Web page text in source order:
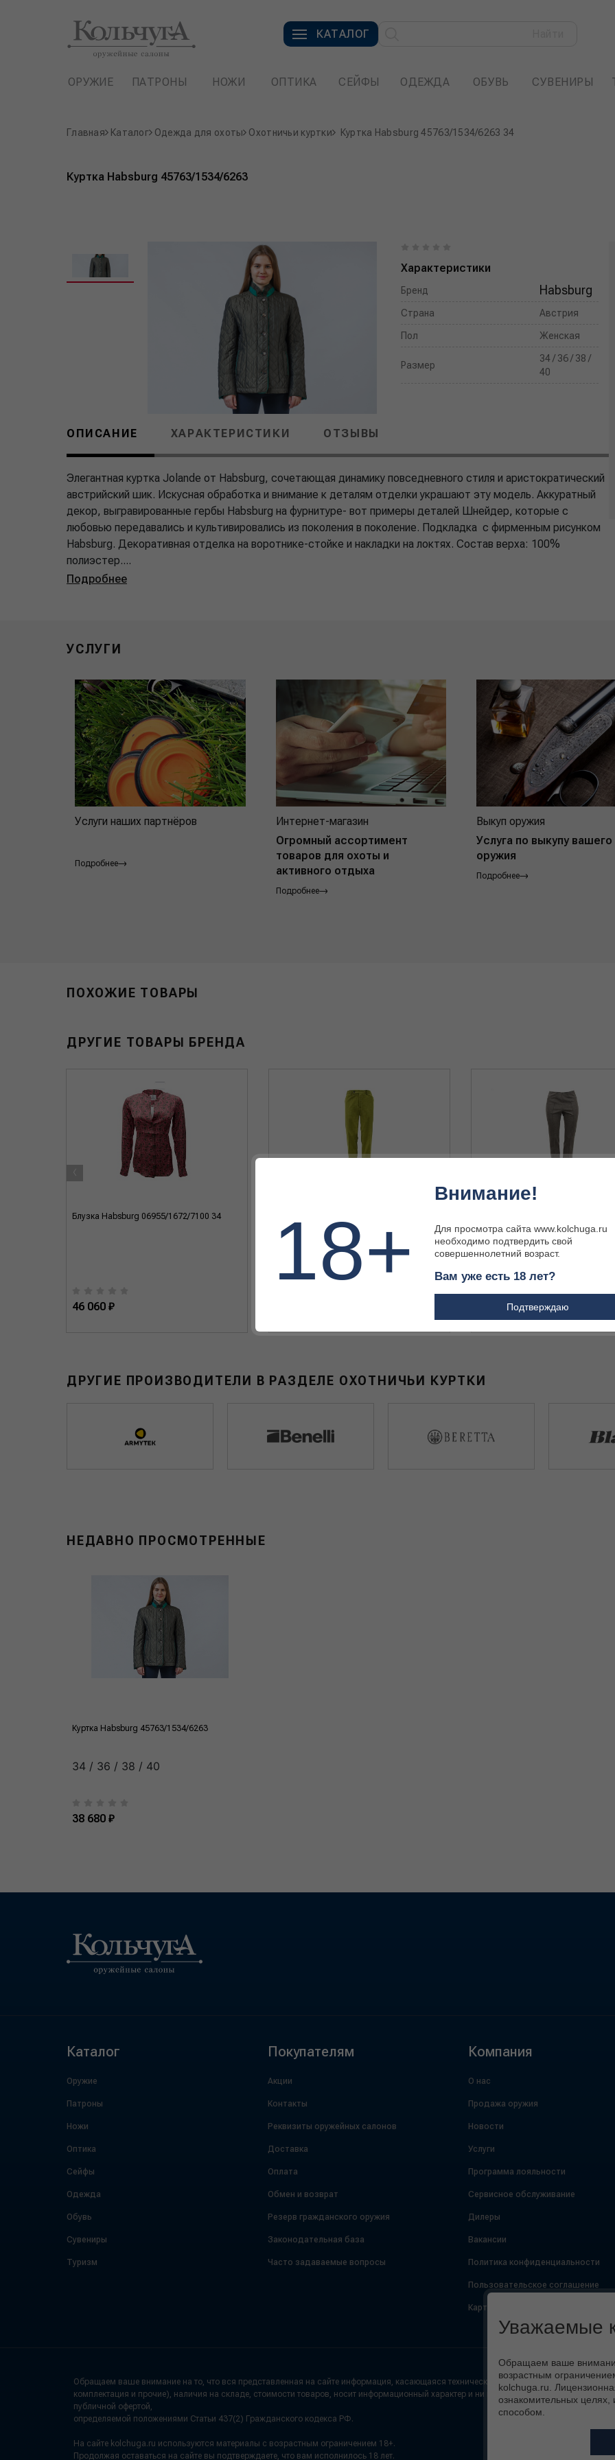
КАТАЛОГ
ОРУЖИЕ ПАТРОНЫ НОЖИ ОПТИКА СЕЙФЫ ОДЕЖДА ОБУВЬ СУВЕНИРЫ
Главная Каталог Одежда для охоты Охотничьи куртки Куртка Habsburg 45763/1534/6263 34
Куртка Habsburg 45763/1534/6263
Характеристики
Бренд Habsburg
Страна Австрия
Пол Женская
Размер
34 / 36 / 38 /
40
ОПИСАНИЕ ХАРАКТЕРИСТИКИ ОТЗЫВЫ
Элегантная куртка Jolande от Habsburg, сочетающая динамику повседневного стиля и аристократический
австрийский шик. Искусная обработка и внимание к деталям отделки украшают эту модель. Аккуратный
декор, выгравированные гербы Habsburg на фурнитуре- вот примеры деталей Шнейдер, которые с
любовью передавались и культивировались из поколения в поколение. Подкладка с фирменным рисунком
Habsburg. Декоративная отделка на воротнике-стойке и накладки на локтях. Состав верха: 100%
полиэстер....
Подробнее
УСЛУГИ
Услуги наших партнёров
Подробнее
Интернет-магазин
Огромный ассортимент
товаров для охоты и
активного отдыха
Подробнее
Выкуп оружия
Услуга по выкупу вашего
оружия
Подробнее
ПОХОЖИЕ ТОВАРЫ
ДРУГИЕ ТОВАРЫ БРЕНДА
Блузка Habsburg 06955/1672/7100 34
46 060 ₽ 41 100 ₽
‹
ДРУГИЕ ПРОИЗВОДИТЕЛИ В РАЗДЕЛЕ ОХОТНИЧЬИ КУРТКИ
НЕДАВНО ПРОСМОТРЕННЫЕ
Куртка Habsburg 45763/1534/6263
34 / 36 / 38 / 40
38 680 ₽
Каталог
Оружие
Патроны
Ножи
Оптика
Сейфы
Одежда
Обувь
Сувениры
Туризм
Покупателям
Акции
Контакты
Реквизиты оружейных салонов
Доставка
Оплата
Обмен и возврат
Резерв гражданского оружия
Законодательная база
Часто задаваемые вопросы
Компания
О нас
Продажа оружия
Новости
Услуги
Программа лояльности
Сервисное обслуживание
Дилеры
Вакансии
Политика конфиденциальности
Пользовательское соглашение
Карта сайта
Обращаем ваше внимание на то, что вся представленная на сайте информация, касающаяся технических характеристик (цвет, внешний
комплектация и прочие), наличия на складе, стоимости товаров, носит информационный характер и ни при каких условиях не является
публичной офертой,
определяемой положениями Статьи 437(2) Гражданского кодекса РФ.
На сайте kolchuga.ru используются материалы с возрастным ограничением 18+.
Продолжая оставаться на сайте вы подтверждаете, что вам исполнилось 18 лет.
18+
Внимание!
Для просмотра сайта www.kolchuga.ru
необходимо подтвердить свой
совершеннолетний возраст.
Вам уже есть 18 лет?
Подтверждаю
Уважаемые
Обращаем ваше
возрастным
kolchuga.ru.
ознакомительных
способом.